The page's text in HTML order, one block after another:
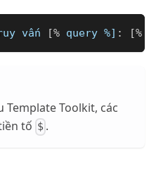
vấn [% query %] : [%
Toolkit, các
tố $ .